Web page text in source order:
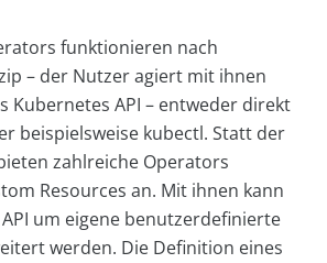
funktionieren nach
– der Nutzer agiert mit ihnen
Kubernetes API – entweder direkt
beispielsweise kubectl. Statt der
zahlreiche Operators
Resources an. Mit ihnen kann
um eigene benutzerdefinierte
werden. Die Definition eines